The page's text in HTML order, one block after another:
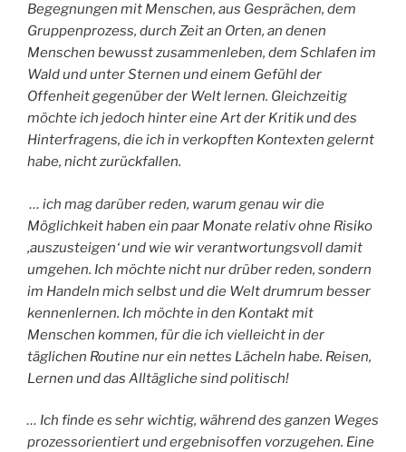
Begegnungen mit Menschen, aus Gesprächen, dem
Gruppenprozess, durch Zeit an Orten, an denen
Menschen bewusst zusammenleben, dem Schlafen im
Wald und unter Sternen und einem Gefühl der
Offenheit gegenüber der Welt lernen. Gleichzeitig
möchte ich jedoch hinter eine Art der Kritik und des
Hinterfragens, die ich in verkopften Kontexten gelernt
habe, nicht zurückfallen.
… ich mag darüber reden, warum genau wir die
Möglichkeit haben ein paar Monate relativ ohne Risiko
‚auszusteigen‘ und wie wir verantwortungsvoll damit
umgehen. Ich möchte nicht nur drüber reden, sondern
im Handeln mich selbst und die Welt drumrum besser
kennenlernen. Ich möchte in den Kontakt mit
Menschen kommen, für die ich vielleicht in der
täglichen Routine nur ein nettes Lächeln habe. Reisen,
Lernen und das Alltägliche sind politisch!
… Ich finde es sehr wichtig, während des ganzen Weges
prozessorientiert und ergebnisoffen vorzugehen. Eine